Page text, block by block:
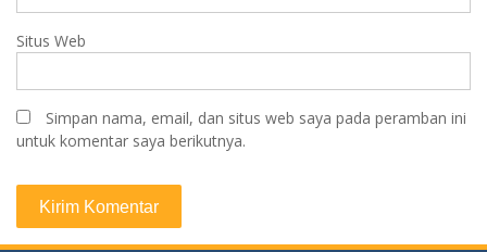
Situs Web
Simpan nama, email, dan situs web saya pada peramban ini
untuk komentar saya berikutnya.